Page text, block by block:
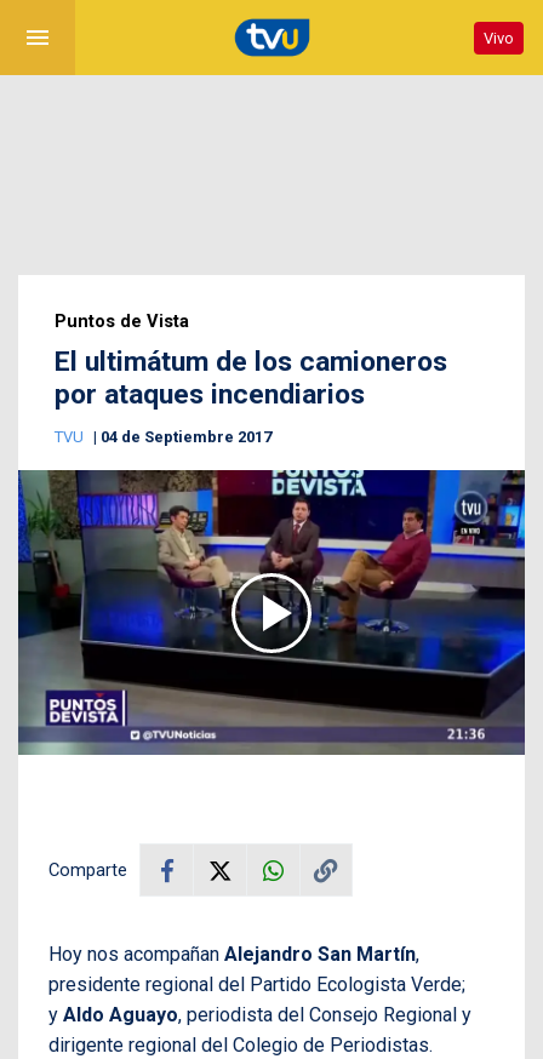
menu Vivo
Puntos de Vista
El ultimátum de los camioneros
por ataques incendiarios
TVU 04 de Septiembre 2017
Comparte
Hoy nos acompañan Alejandro San Martín,
presidente regional del Partido Ecologista Verde;
y Aldo Aguayo, periodista del Consejo Regional y
dirigente regional del Colegio de Periodistas.